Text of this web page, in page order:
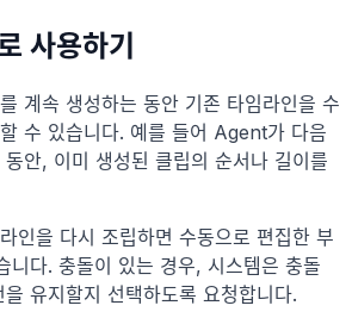
사용하기
계속 생성하는 동안 기존 타임라인을 수
수 있습니다. 예를 들어 Agent가 다음
안, 이미 생성된 클립의 순서나 길이를
인을 다시 조립하면 수동으로 편집한 부
니다. 충돌이 있는 경우, 시스템은 충돌
유지할지 선택하도록 요청합니다.